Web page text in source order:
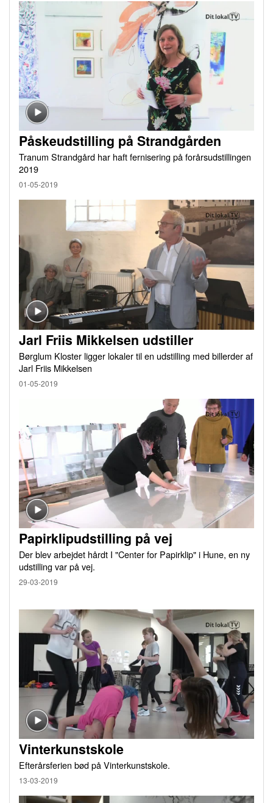
Påskeudstilling på Strandgården
Tranum Strandgård har haft fernisering på forårsudstillingen
2019
01-05-2019
Jarl Friis Mikkelsen udstiller
Børglum Kloster ligger lokaler til en udstilling med billerder af
Jarl Friis Mikkelsen
01-05-2019
Papirklipudstilling på vej
Der blev arbejdet hårdt I "Center for Papirklip" i Hune, en ny
udstilling var på vej.
29-03-2019
Vinterkunstskole
Efterårsferien bød på Vinterkunstskole.
13-03-2019